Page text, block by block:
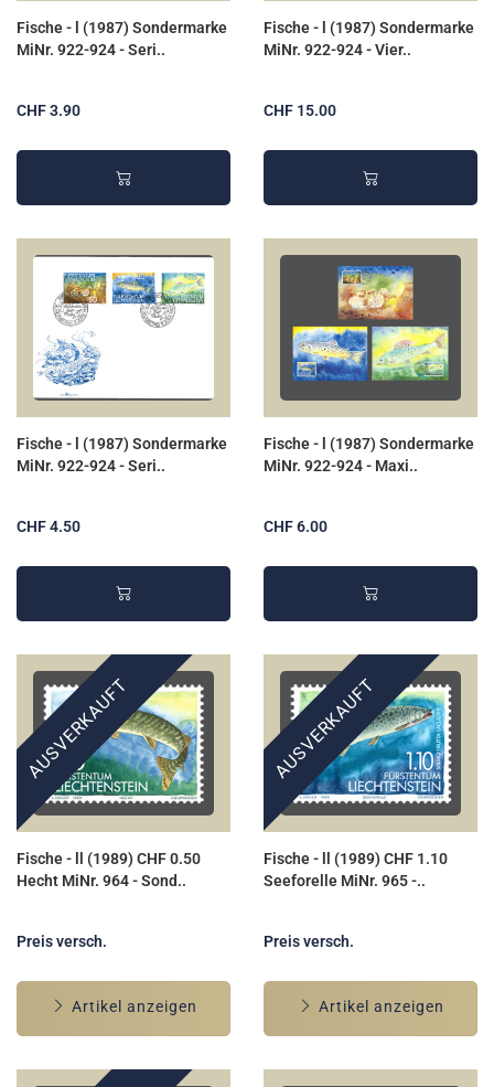
Fische - l (1987) Sondermarke
MiNr. 922-924 - Seri..
CHF 3.90
Fische - l (1987) Sondermarke
MiNr. 922-924 - Vier..
CHF 15.00
Fische - l (1987) Sondermarke
MiNr. 922-924 - Seri..
CHF 4.50
Fische - l (1987) Sondermarke
MiNr. 922-924 - Maxi..
CHF 6.00
AUSVERKAUFT
Fische - ll (1989) CHF 0.50
Hecht MiNr. 964 - Sond..
Preis versch.
Artikel anzeigen
AUSVERKAUFT
Fische - ll (1989) CHF 1.10
Seeforelle MiNr. 965 -..
Preis versch.
Artikel anzeigen